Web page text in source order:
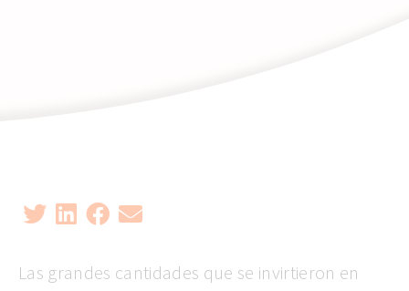
Las grandes cantidades que se invirtieron en